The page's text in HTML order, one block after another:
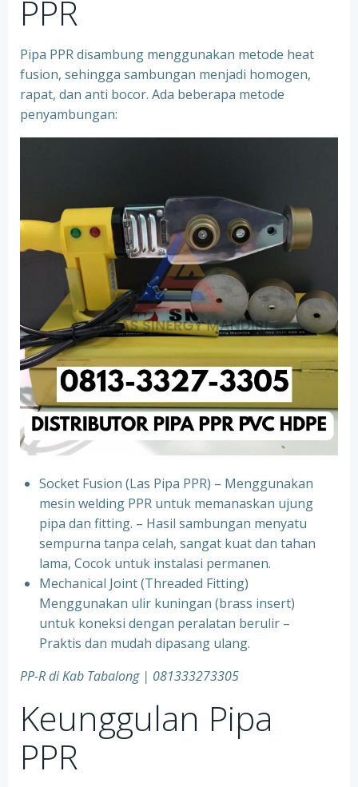
PPR
Pipa PPR disambung menggunakan metode heat
fusion, sehingga sambungan menjadi homogen,
rapat, dan anti bocor. Ada beberapa metode
penyambungan:
Socket Fusion (Las Pipa PPR) – Menggunakan
mesin welding PPR untuk memanaskan ujung
pipa dan fitting. – Hasil sambungan menyatu
sempurna tanpa celah, sangat kuat dan tahan
lama, Cocok untuk instalasi permanen.
⁠Mechanical Joint (Threaded Fitting)
Menggunakan ulir kuningan (brass insert)
untuk koneksi dengan peralatan berulir –
Praktis dan mudah dipasang ulang.
PP-R di Kab Tabalong | 081333273305
Keunggulan Pipa
PPR